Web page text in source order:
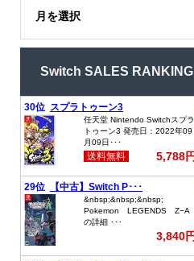
月を選択
Switch SALES RANKING